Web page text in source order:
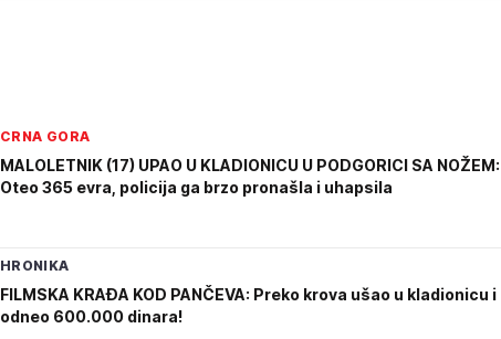
CRNA GORA
MALOLETNIK (17) UPAO U KLADIONICU U PODGORICI SA NOŽEM:
Oteo 365 evra, policija ga brzo pronašla i uhapsila
HRONIKA
FILMSKA KRAĐA KOD PANČEVA: Preko krova ušao u kladionicu i
odneo 600.000 dinara!